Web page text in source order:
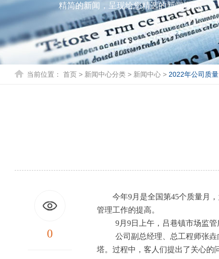
精简的新闻，呈现给您精选的新闻资讯
当前位置： 首页> 新闻中心分类> 新闻中心> 2022年公司质
0
今年9月是全国第45个质量月
管理工作的提高。
9月 9日上午，吕巷镇市场监
公司副总经理、总工程师张
塔。过程中，客人们提出了关心的